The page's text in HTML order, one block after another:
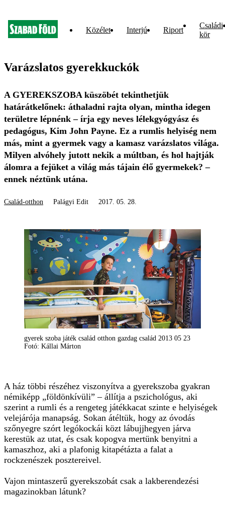
Közélet Interjú Riport
Családi
kör
Varázslatos gyerekkuckók
A GYEREKSZOBA küszöbét tekinthetjük
határátkelőnek: áthaladni rajta olyan, mintha idegen
területre lépnénk – írja egy neves lélekgyógyász és
pedagógus, Kim John Payne. Ez a rumlis helyiség nem
más, mint a gyermek vagy a kamasz varázslatos világa.
Milyen alvóhely jutott nekik a múltban, és hol hajtják
álomra a fejüket a világ más tájain élő gyermekek? –
ennek néztünk utána.
Család-otthon Palágyi Edit 2017. 05. 28.
gyerek szoba játék család otthon gazdag család 2013 05 23
Fotó: Kállai Márton
A ház többi részéhez viszonyítva a gyerekszoba gyakran
némiképp „földönkívüli” – állítja a pszichológus, aki
szerint a rumli és a rengeteg játékkacat szinte e helyiségek
velejárója manapság. Sokan átéltük, hogy az óvodás
szőnyegre szórt legókockái közt lábujjhegyen járva
kerestük az utat, és csak kopogva mertünk benyitni a
kamaszhoz, aki a plafonig kitapétázta a falat a
rockzenészek posztereivel.
Vajon mintaszerű gyerekszobát csak a lakberendezési
magazinokban látunk?